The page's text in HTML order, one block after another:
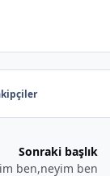
Sonraki başlık
ben,neyim ben